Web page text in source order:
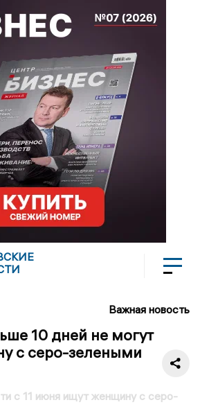
Важная новость
10 дней не могут
с серо-зелеными
с 11 июня ищут женщину с серо-